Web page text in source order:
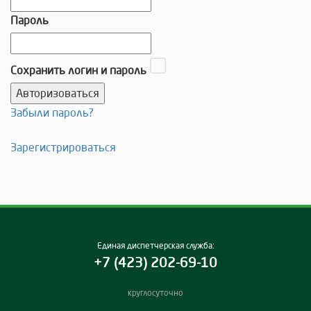
Пароль
Сохранить логин и пароль
Забыли пароль?
Зарегистрироваться
Единая диспетчерская служба:
+7 (423) 202-69-10
круглосуточно